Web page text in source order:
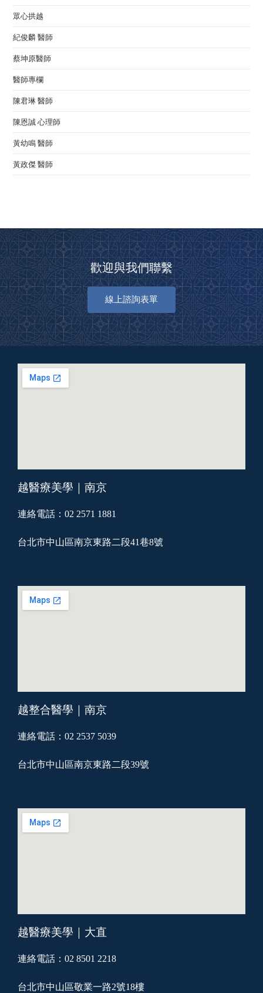
眾心拱越
紀俊麟 醫師
蔡坤原醫師
醫師專欄
陳君琳 醫師
陳恩誠 心理師
黃幼鳴 醫師
黃政傑 醫師
歡迎與我們聯繫
線上諮詢表單
越醫療美學｜南京
連絡電話：02 2571 1881
台北市中山區南京東路二段41巷8號
越整合醫學｜南京
連絡電話：02 2537 5039
台北市中山區南京東路二段39號
越醫療美學｜大直
連絡電話：02 8501 2218
台北市中山區敬業一路2號18樓